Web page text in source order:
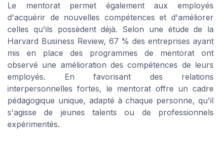
Le mentorat permet également aux employés
d'acquérir de nouvelles compétences et d'améliorer
celles qu'ils possèdent déjà. Selon une étude de la
Harvard Business Review, 67 % des entreprises ayant
mis en place des programmes de mentorat ont
observé une amélioration des compétences de leurs
employés. En favorisant des relations
interpersonnelles fortes, le mentorat offre un cadre
pédagogique unique, adapté à chaque personne, qu'il
s'agisse de jeunes talents ou de professionnels
expérimentés.